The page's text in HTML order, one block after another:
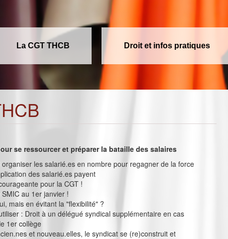
La CGT THCB Droit et infos pratiques
se ressourcer et préparer la bataille des salaires
les salarié.es en nombre pour regagner de la force
des salarié.es payent
pour la CGT !
au 1er janvier !
mais en évitant la "flexibilité" ?
: Droit à un délégué syndical supplémentaire en cas
1er collège
et nouveau.elles, le syndicat se (re)construit et